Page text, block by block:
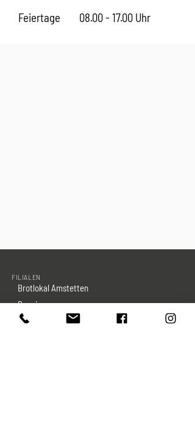
Feiertage 08.00 - 17.00 Uhr
FILIALEN
Brotlokal Amstetten
Deggingen
Laichingen